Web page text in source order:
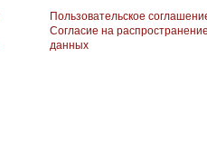
Пользовательское
Согласие на
данных